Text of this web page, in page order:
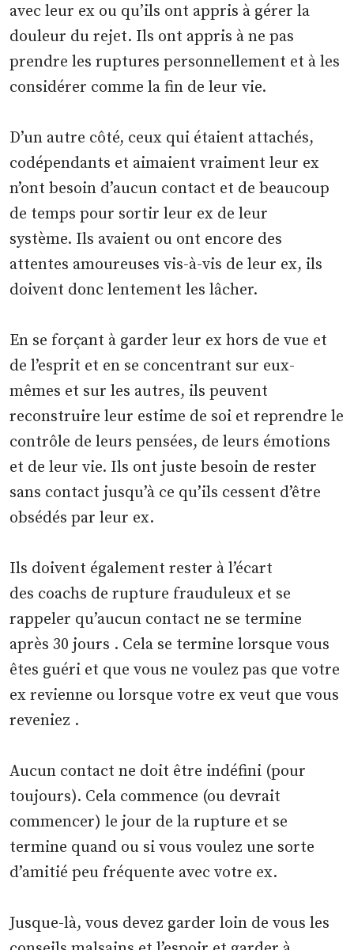
avec leur ex ou qu’ils ont appris à gérer la
douleur du rejet. Ils ont appris à ne pas
prendre les ruptures personnellement et à les
considérer comme la fin de leur vie.
D’un autre côté, ceux qui étaient attachés,
codépendants et aimaient vraiment leur ex
n’ont besoin d’aucun contact et de beaucoup
de temps pour sortir leur ex de leur
système. Ils avaient ou ont encore des
attentes amoureuses vis-à-vis de leur ex, ils
doivent donc lentement les lâcher.
En se forçant à garder leur ex hors de vue et
de l’esprit et en se concentrant sur eux-
mêmes et sur les autres, ils peuvent
reconstruire leur estime de soi et reprendre le
contrôle de leurs pensées, de leurs émotions
et de leur vie. Ils ont juste besoin de rester
sans contact jusqu’à ce qu’ils cessent d’être
obsédés par leur ex.
Ils doivent également rester à l’écart
des coachs de rupture frauduleux et se
rappeler qu’aucun contact ne se termine
après 30 jours . Cela se termine lorsque vous
êtes guéri et que vous ne voulez pas que votre
ex revienne ou lorsque votre ex veut que vous
reveniez .
Aucun contact ne doit être indéfini (pour
toujours). Cela commence (ou devrait
commencer) le jour de la rupture et se
termine quand ou si vous voulez une sorte
d’amitié peu fréquente avec votre ex.
Jusque-là, vous devez garder loin de vous les